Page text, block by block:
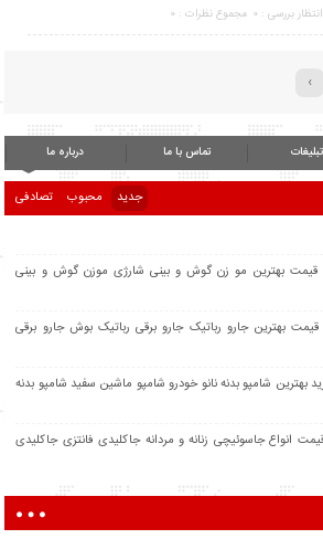
بررسی : 0 مجموع نظرات : 0
›
تبلیغات تماس با ما درباره ما
جدید محبوب تصادفی
قیمت بهترین مو زن گوش و بینی شارژی موزن گوش و بینی
بهترین جارو رباتیک جارو برقی رباتیک بوش جارو برقی
بهترین شامپو بدنه نانو خودرو شامپو ماشین سفید شامپو بدنه
انواع جاسوئیچی زنانه و مردانه جاکلیدی فانتزی جاکلیدی